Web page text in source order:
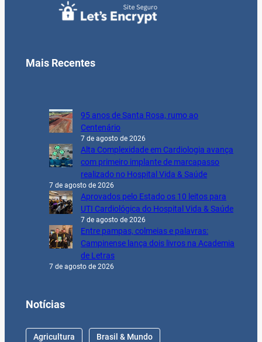
Mais Recentes
95 anos de Santa Rosa, rumo ao
Centenário
7 de agosto de 2026
Alta Complexidade em Cardiologia avança
com primeiro implante de marcapasso
realizado no Hospital Vida & Saúde
7 de agosto de 2026
Aprovados pelo Estado os 10 leitos para
UTI Cardiológica do Hospital Vida & Saúde
7 de agosto de 2026
Entre pampas, colmeias e palavras:
Campinense lança dois livros na Academia
de Letras
7 de agosto de 2026
Notícias
Agricultura Brasil & Mundo